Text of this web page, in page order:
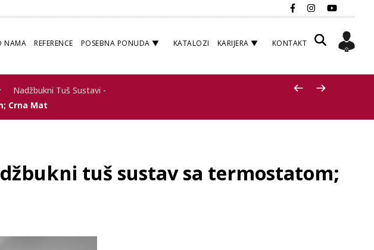
NAMA REFERENCE POSEBNA PONUDA KATALOZI KARIJERA KONTAKT
Nadžbukni Tuš Sustavi -
Crna Mat
tuš sustav sa termostatom;